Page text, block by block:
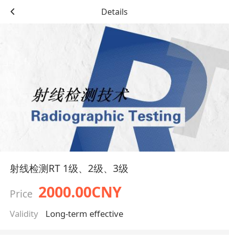
Details
射线检测RT 1级、2级、3级
Price 2000.00CNY
Validity Long-term effective